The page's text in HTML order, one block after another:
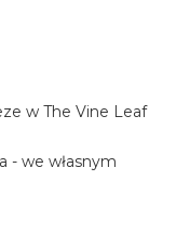
w The Vine Leaf
- we własnym